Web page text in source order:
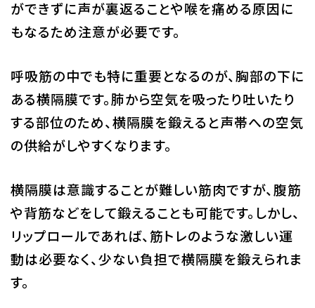
ができずに声が裏返ることや喉を痛める原因に
もなるため注意が必要です。
呼吸筋の中でも特に重要となるのが、胸部の下に
ある横隔膜です。肺から空気を吸ったり吐いたり
する部位のため、横隔膜を鍛えると声帯への空気
の供給がしやすくなります。
横隔膜は意識することが難しい筋肉ですが、腹筋
や背筋などをして鍛えることも可能です。しかし、
リップロールであれば、筋トレのような激しい運
動は必要なく、少ない負担で横隔膜を鍛えられま
す。